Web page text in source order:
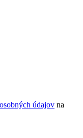
osobných údajov na